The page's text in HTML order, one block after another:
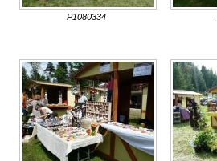
P1080334